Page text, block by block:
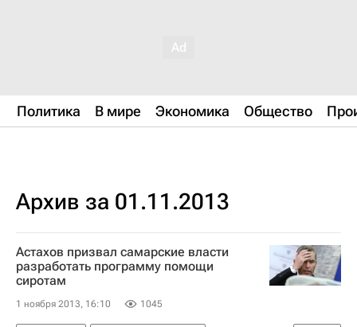
Политика В мире Экономика Общество
Архив за 01.11.2013
Астахов призвал самарские власти
разработать программу помощи
сиротам
1 ноября 2013, 16:10 1045